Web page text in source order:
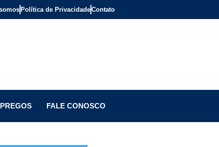
Política de PrivacidadeContato
FALE CONOSCO